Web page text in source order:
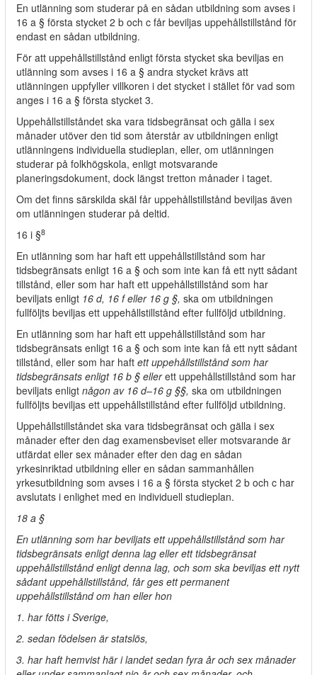
En utlänning som studerar på en sådan utbildning som avses i
16 a § första stycket 2 b och c får beviljas uppehållstillstånd för
endast en sådan utbildning.
För att uppehållstillstånd enligt första stycket ska beviljas en
utlänning som avses i 16 a § andra stycket krävs att
utlänningen uppfyller villkoren i det stycket i stället för vad som
anges i 16 a § första stycket 3.
Uppehållstillståndet ska vara tidsbegränsat och gälla i sex
månader utöver den tid som återstår av utbildningen enligt
utlänningens individuella studieplan, eller, om utlänningen
studerar på folkhögskola, enligt motsvarande
planeringsdokument, dock längst tretton månader i taget.
Om det finns särskilda skäl får uppehållstillstånd beviljas även
om utlänningen studerar på deltid.
16 i §8
En utlänning som har haft ett uppehållstillstånd som har
tidsbegränsats enligt 16 a § och som inte kan få ett nytt sådant
tillstånd, eller som har haft ett uppehållstillstånd som har
beviljats enligt 16 d, 16 f eller 16 g §, ska om utbildningen
fullföljts beviljas ett uppehållstillstånd efter fullföljd utbildning.
En utlänning som har haft ett uppehållstillstånd som har
tidsbegränsats enligt 16 a § och som inte kan få ett nytt sådant
tillstånd, eller som har haft ett uppehållstillstånd som har
tidsbegränsats enligt 16 b § ellerett uppehållstillstånd som har
beviljats enligt någon av 16 d–16 g §§, ska om utbildningen
fullföljts beviljas ett uppehållstillstånd efter fullföljd utbildning.
Uppehållstillståndet ska vara tidsbegränsat och gälla i sex
månader efter den dag examensbeviset eller motsvarande är
utfärdat eller sex månader efter den dag en sådan
yrkesinriktad utbildning eller en sådan sammanhållen
yrkesutbildning som avses i 16 a § första stycket 2 b och c har
avslutats i enlighet med en individuell studieplan.
18 a §
En utlänning som har beviljats ett uppehållstillstånd som har
tidsbegränsats enligt denna lag eller ett tidsbegränsat
uppehållstillstånd enligt denna lag, och som ska beviljas ett nytt
sådant uppehållstillstånd, får ges ett permanent
uppehållstillstånd om han eller hon
1. har fötts i Sverige,
2. sedan födelsen är statslös,
3. har haft hemvist här i landet sedan fyra år och sex månader